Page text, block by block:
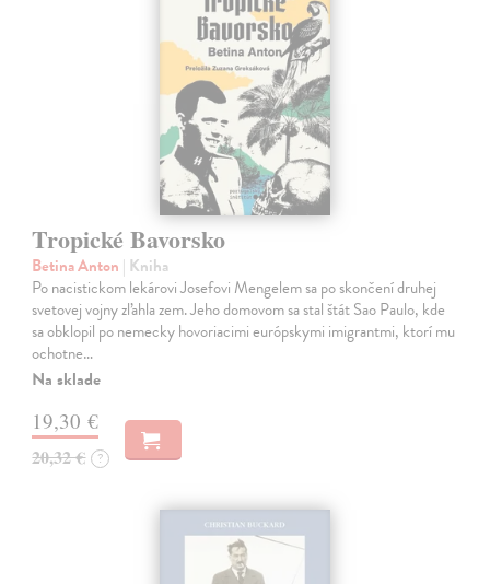
Tropické Bavorsko
Betina Anton | Kniha
Po nacistickom lekárovi Josefovi Mengelem sa po skončení druhej
svetovej vojny zľahla zem. Jeho domovom sa stal štát Sao Paulo, kde
sa obklopil po nemecky hovoriacimi európskymi imigrantmi, ktorí mu
ochotne…
Na sklade
19,30 €
20,32 € ?